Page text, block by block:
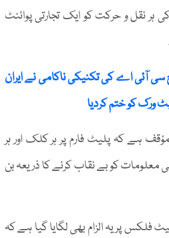
نقل و حرکت کو ایک تجارتی پوائنٹ
آئی اے کی تکنیکی ناکامی نے ایران
ورک کو ختم کردیا
ہے کہ پلیٹ فارم پر ہر کلک اور ہر
معلومات کو بے نقاب کرنے کا ذریعہ بن
فلکس پر یہ الزام بھی لگایا گیا ہے کہ